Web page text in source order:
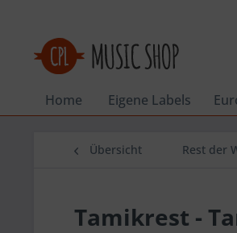
Home Eigene Labels
Übersicht Rest der
Tamikrest -